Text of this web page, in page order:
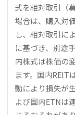
式を相対取引（
場合は、購入対
し、相対取引に
に基づき、別途
内株式は株価の
ます。国内REIT
動により損失が
よび国内ETNは